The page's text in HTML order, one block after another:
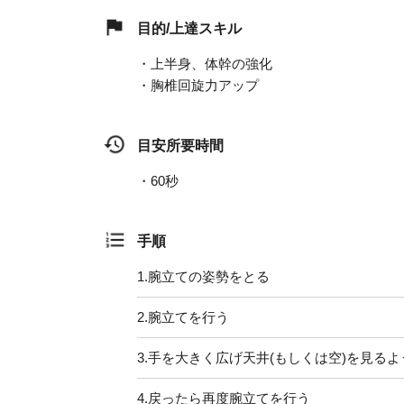
目的/上達スキル
・上半身、体幹の強化
・胸椎回旋力アップ
目安所要時間
・60秒
手順
1.腕立ての姿勢をとる
2.腕立てを行う
3.手を大きく広げ天井(もしくは空)を見るよ
4.戻ったら再度腕立てを行う